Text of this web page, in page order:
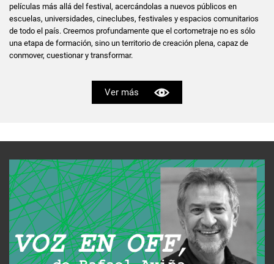
películas más allá del festival, acercándolas a nuevos públicos en
escuelas, universidades, cineclubes, festivales y espacios comunitarios
de todo el país. Creemos profundamente que el cortometraje no es sólo
una etapa de formación, sino un territorio de creación plena, capaz de
conmover, cuestionar y transformar.
Ver más